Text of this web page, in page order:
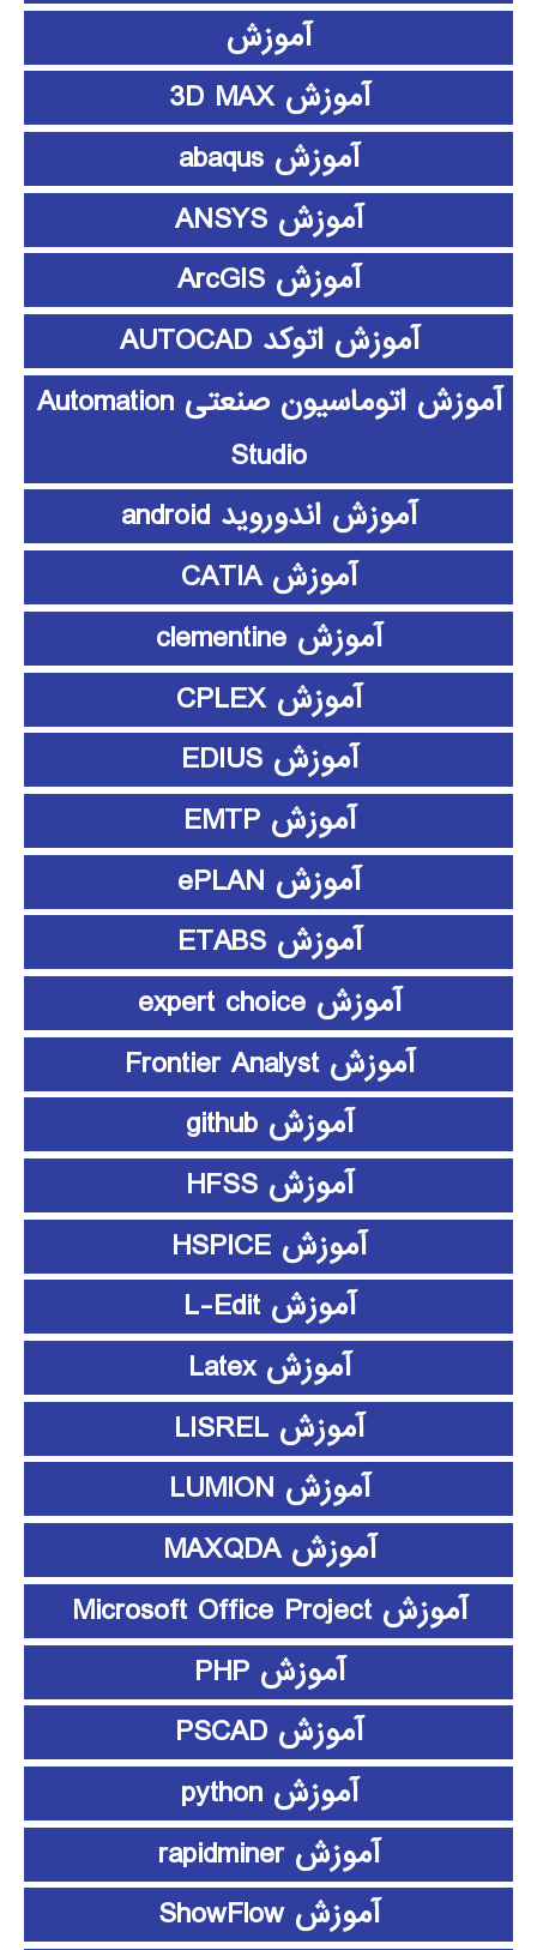
آموزش
آموزش 3D MAX
آموزش abaqus
آموزش ANSYS
آموزش ArcGIS
آموزش اتوکد AUTOCAD
آموزش اتوماسیون صنعتی Automation
Studio
آموزش اندوروید android
آموزش CATIA
آموزش clementine
آموزش CPLEX
آموزش EDIUS
آموزش EMTP
آموزش ePLAN
آموزش ETABS
آموزش expert choice
آموزش Frontier Analyst
آموزش github
آموزش HFSS
آموزش HSPICE
آموزش L-Edit
آموزش Latex
آموزش LISREL
آموزش LUMION
آموزش MAXQDA
آموزش Microsoft Office Project
آموزش PHP
آموزش PSCAD
آموزش python
آموزش rapidminer
آموزش ShowFlow